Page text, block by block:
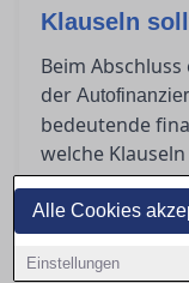
Alle Cookies
Einstellungen
Klauseln
Beim
der
bedeutende
welche
sein, um
Verbraucher
wann ein